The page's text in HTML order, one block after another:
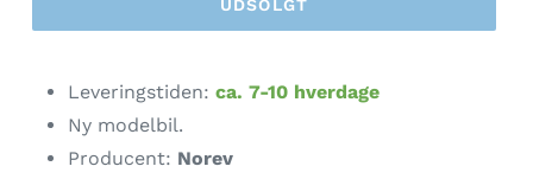
UDSOLGT
produkt
din
indkøbskurv
Leveringstiden: ca. 7-10 hverdage
Ny modelbil.
Producent: Norev